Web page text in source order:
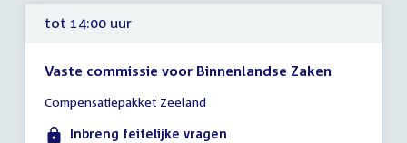
tot 14:00 uur
Vaste commissie voor Binnenlandse Zaken
vergadering
tot
Compensatiepakket Zeeland
Inbreng feitelijke vragen